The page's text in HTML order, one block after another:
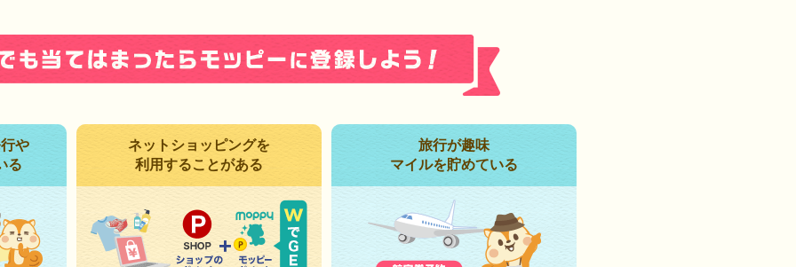
や
る
ネットショッピングを
利用することがある
旅行が趣味
マイルを貯めている